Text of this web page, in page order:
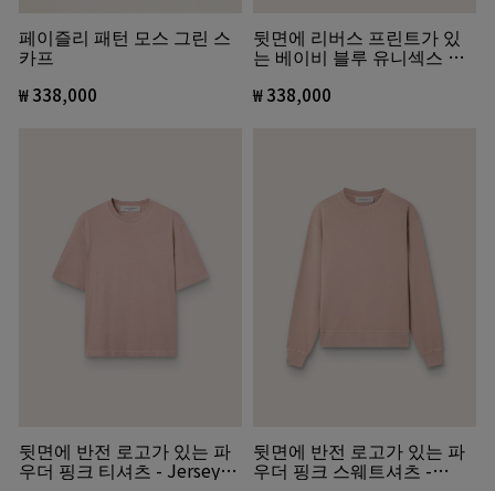
페이즐리 패턴 모스 그린 스
카프
₩ 338,000
뒷면에 리버스 프린트가 있
는 베이비 블루 유니섹스 코
₩ 338,000
뒷면에 반전 로고가 있는 파
우더 핑크 티셔츠 - Jersey
뒷면에 반전 로고가 있는 파
우더 핑크 스웨트셔츠 -